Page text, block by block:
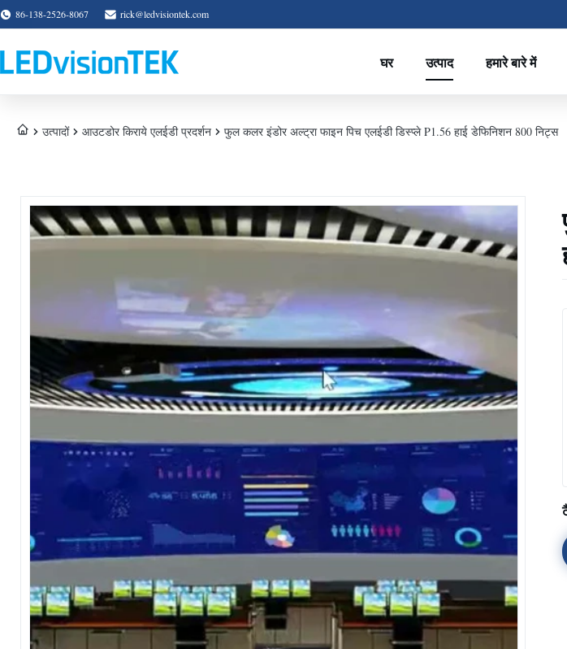
86-138-2526-8067 rick@ledvisiontek.com
घर उत्पाद हमारे बारे में
उत्पादों आउटडोर किराये एलईडी प्रदर्शन फुल कलर इंडोर अल्ट्रा फाइन पिच एलईडी डिस्प्ले P1.56 हाई डेफिनिशन 800 निट्स